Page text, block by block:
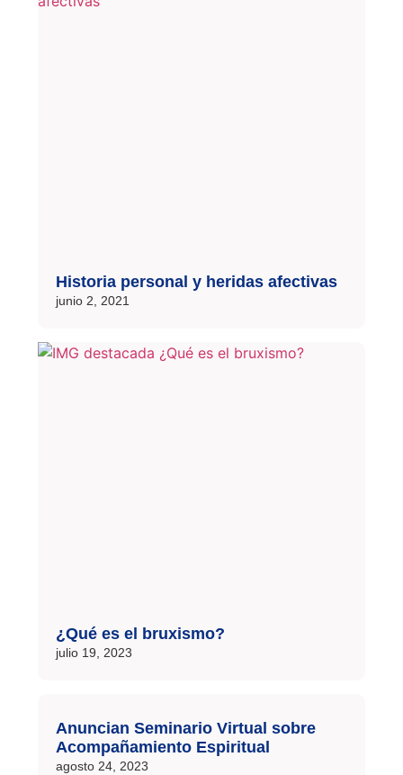
Historia personal y heridas afectivas
junio 2, 2021
¿Qué es el bruxismo?
julio 19, 2023
Anuncian Seminario Virtual sobre
Acompañamiento Espiritual
agosto 24, 2023